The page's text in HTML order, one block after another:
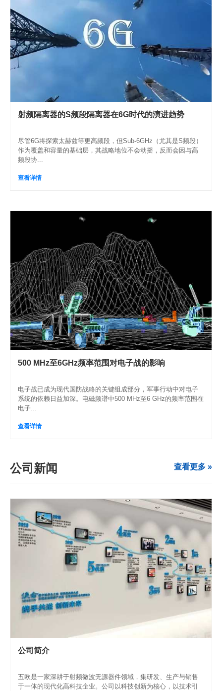
射频隔离器的S频段隔离器在6G时代的演进趋势
尽管6G将探索太赫兹等更高频段，但Sub-6GHz（尤其是S频段）
作为覆盖和容量的基础层，其战略地位不会动摇，反而会因与高
频段协...
查看详情
500 MHz至6GHz频率范围对电子战的影响
电子战已成为现代国防战略的关键组成部分，军事行动中对电子
系统的依赖日益加深。电磁频谱中500 MHz至6 GHz的频率范围在
电子...
查看详情
公司新闻 查看更多 »
公司简介
五欧是一家深耕于射频微波无源器件领域，集研发、生产与销售
于一体的现代化高科技企业。公司以科技创新为核心，以技术引